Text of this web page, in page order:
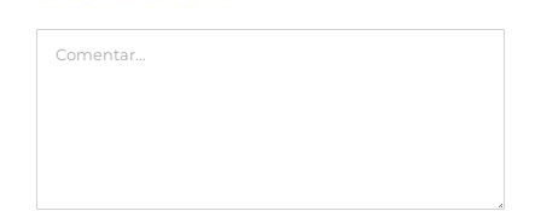
Comentar